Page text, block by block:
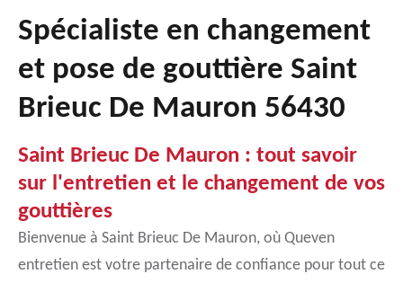
Spécialiste en changement
et pose de gouttière Saint
Brieuc De Mauron 56430
Saint Brieuc De Mauron : tout savoir
sur l'entretien et le changement de vos
gouttières
Bienvenue à Saint Brieuc De Mauron, où Queven
entretien est votre partenaire de confiance pour tout ce